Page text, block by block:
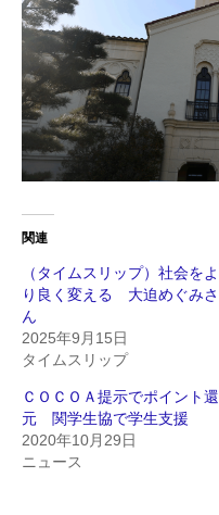
関連
（タイムスリップ）社会をよ
り良く変える 大迫めぐみさ
ん
2025年9月15日
タイムスリップ
ＣＯＣＯＡ提示でポイント還
元 関学生協で学生支援
2020年10月29日
ニュース